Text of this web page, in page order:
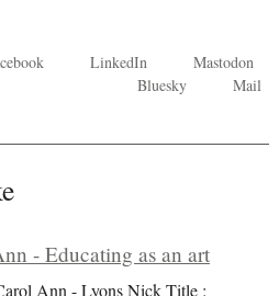
LinkedIn
Mastodon
Bluesky
Mail
- Educating as an art
Ann - Lyons Nick Title :